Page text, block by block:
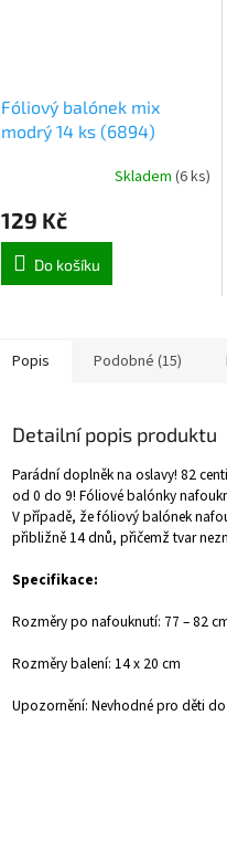
Fóliový balónek mix
modrý 14 ks (6894)
Skladem (6 ks)
129 Kč
Do košíku
Popis Podobné (15)
Detailní popis produktu
Parádní doplněk na oslavy! 82
od 0 do 9! Fóliové balónky
V případě, že fóliový balónek
přibližně 14 dnů, přičemž tvar
Specifikace:
Rozměry po nafouknutí: 77 – 82
Rozměry balení: 14 x 20 cm
Upozornění: Nevhodné pro děti